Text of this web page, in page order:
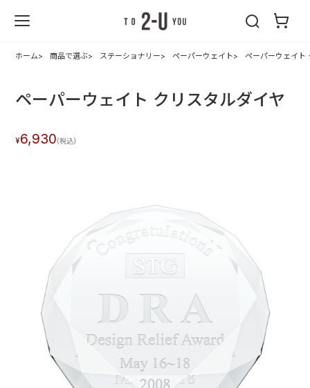
ホーム 商品で選ぶ ステーショナリー ペーパーウェイト ペーパーウェイト
ペーパーウェイト クリスタルダイヤ
6,930